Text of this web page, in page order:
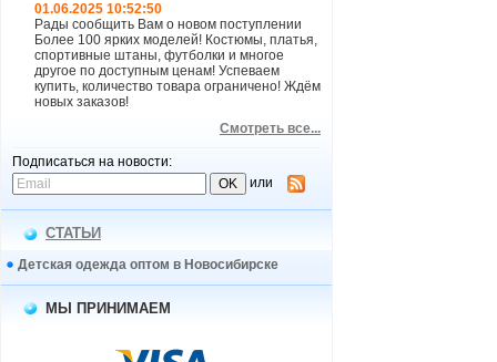
01.06.2025 10:52:50
Рады сообщить Вам о новом поступлении
Более 100 ярких моделей! Костюмы, платья,
спортивные штаны, футболки и многое
другое по доступным ценам! Успеваем
купить, количество товара ограничено! Ждём
новых заказов!
Смотреть все...
Подписаться на новости:
или
СТАТЬИ
Детская одежда оптом в Новосибирске
МЫ ПРИНИМАЕМ